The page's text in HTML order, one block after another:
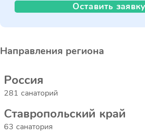
Оставить заявку
Направления региона
Россия
281 санаторий
Ставропольский край
63 санатория